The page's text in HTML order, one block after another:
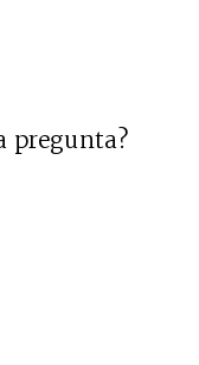
pregunta?